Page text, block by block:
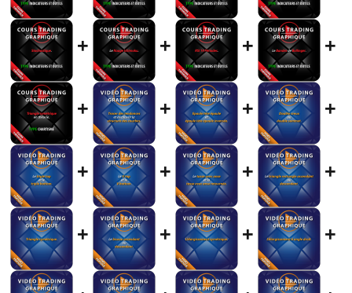
+ + + +
+ + + +
+ + + +
+ + + +